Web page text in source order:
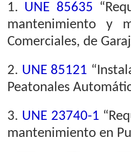
1. UNE 85635
mantenimiento y
Comerciales, de
2. UNE 85121
Peatonales
3. UNE 23740-1
mantenimiento en